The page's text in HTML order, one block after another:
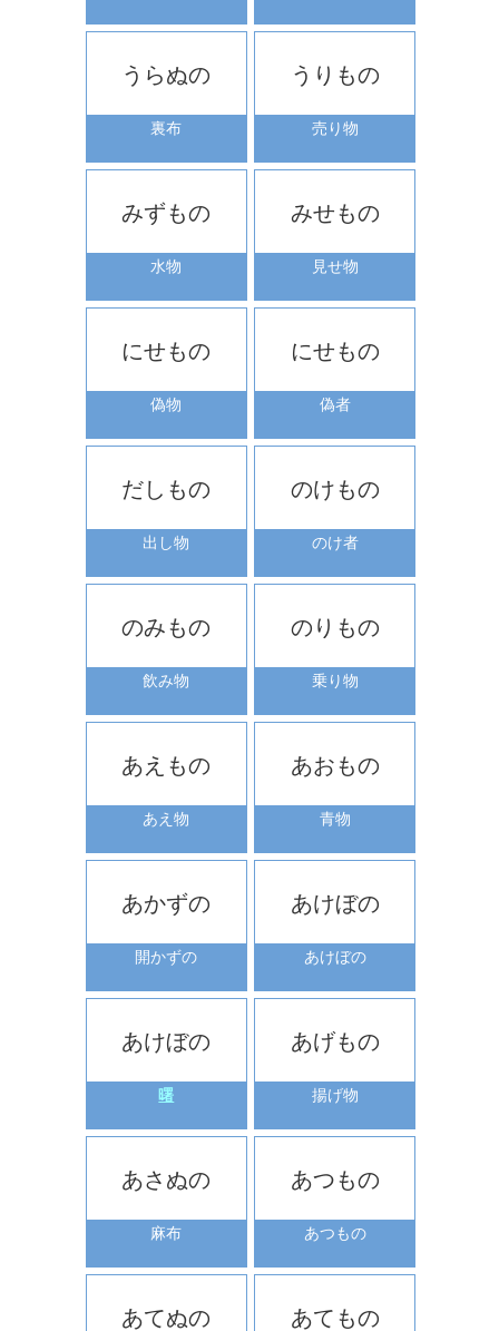
うらぬの
裏布
うりもの
売り物
みずもの
水物
みせもの
見せ物
にせもの
偽物
にせもの
偽者
だしもの
出し物
のけもの
のけ者
のみもの
飲み物
のりもの
乗り物
あえもの
あえ物
あおもの
青物
あかずの
開かずの
あけぼの
あけぼの
あけぼの
曙
あげもの
揚げ物
あさぬの
麻布
あつもの
あつもの
あてぬの あてもの